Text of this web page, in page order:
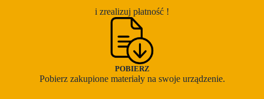
i zrealizuj płatność !
POBIERZ
Pobierz zakupione materiały na swoje urządzenie.